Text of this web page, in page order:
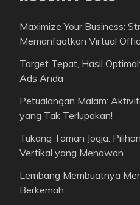
Maximize Your Business:
Memanfaatkan Virtual
Target Tepat, Hasil
Ads Anda
Petualangan Malam:
yang Tak Terlupakan!
Tukang Taman Jogja:
Vertikal yang Menawan
Lembang Membuatnya
Berkemah